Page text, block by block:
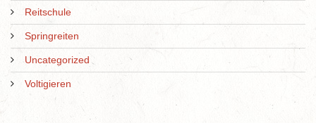
Reitschule
Springreiten
Uncategorized
Voltigieren